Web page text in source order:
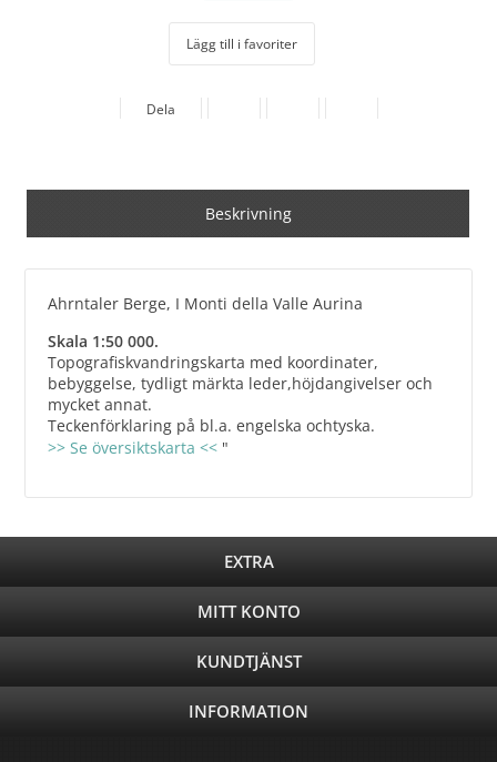
Lägg till i favoriter
Dela
Beskrivning
Ahrntaler Berge, I Monti della Valle Aurina
Skala 1:50 000.
Topografiskvandringskarta med koordinater,
bebyggelse, tydligt märkta leder,höjdangivelser och
mycket annat.
Teckenförklaring på bl.a. engelska ochtyska.
>> Se översiktskarta << "
EXTRA
MITT KONTO
KUNDTJÄNST
INFORMATION